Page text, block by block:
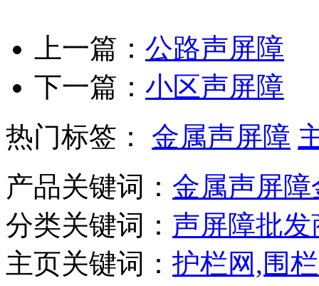
上一篇： 公路声屏障
下一篇： 小区声屏障
热门标签：
金属声屏障
产品关键词： 金属声屏障
分类关键词： 声屏障批发
主页关键词： 护栏网,围